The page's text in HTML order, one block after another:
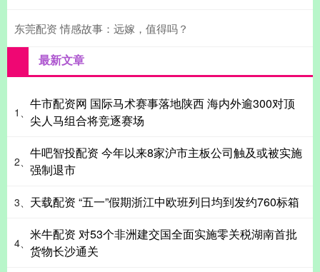
东莞配资 情感故事：远嫁，值得吗？
最新文章
1、
牛市配资网 国际马术赛事落地陕西 海内外逾300对顶
尖人马组合将竞逐赛场
2、
牛吧智投配资 今年以来8家沪市主板公司触及或被实施
强制退市
3、 天载配资 “五一”假期浙江中欧班列日均到发约760标箱
4、
米牛配资 对53个非洲建交国全面实施零关税湖南首批
货物长沙通关